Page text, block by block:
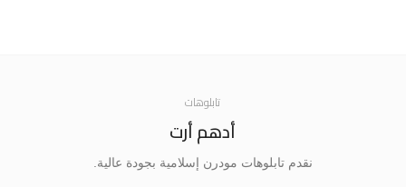
تابلوهات
أدهم أرت
نقدم تابلوهات مودرن إسلامية بجودة عالية.